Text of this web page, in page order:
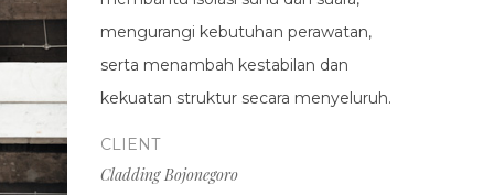
mengurangi kebutuhan perawatan,
serta menambah kestabilan dan
kekuatan struktur secara menyeluruh.
CLIENT
Cladding Bojonegoro